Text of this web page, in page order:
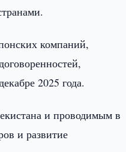
компаний,
2025 года.
и проводимым в
и развитие